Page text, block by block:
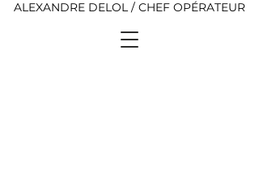
ALEXANDRE DELOL / CHEF OPÉRATEUR